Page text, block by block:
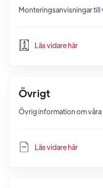
Monteringsanvisningar till
Läs vidare här
Övrigt
Övrig information om
Läs vidare här